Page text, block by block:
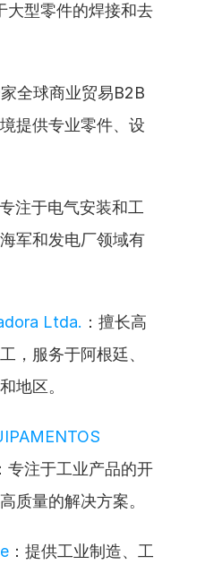
大型零件的焊接和去
家全球商业贸易B2B
提供专业零件、设
专注于电气安装和工
军和发电厂领域有
Ltda. ：擅长高
，服务于阿根廷、
地区。
：专注于工业产品的开
质量的解决方案。
：提供工业制造、工